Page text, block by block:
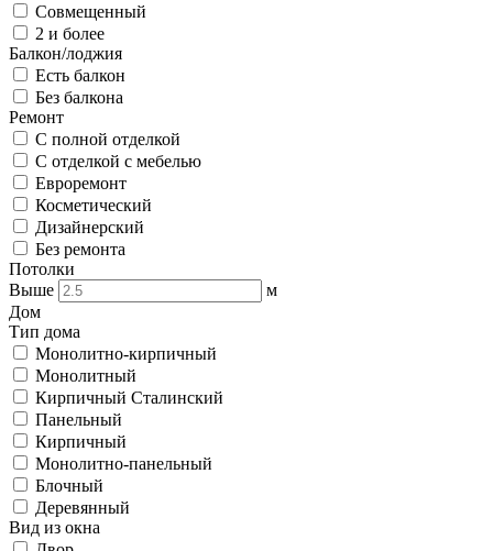
Совмещенный
2 и более
Балкон/лоджия
Есть балкон
Без балкона
Ремонт
С полной отделкой
С отделкой с мебелью
Евроремонт
Косметический
Дизайнерский
Без ремонта
Потолки
Выше
м
Дом
Тип дома
Монолитно-кирпичный
Монолитный
Кирпичный Сталинский
Панельный
Кирпичный
Монолитно-панельный
Блочный
Деревянный
Вид из окна